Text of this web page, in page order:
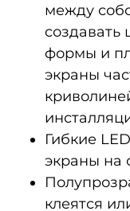
между
формы и
экраны
Гибкие
экраны на
клеятся